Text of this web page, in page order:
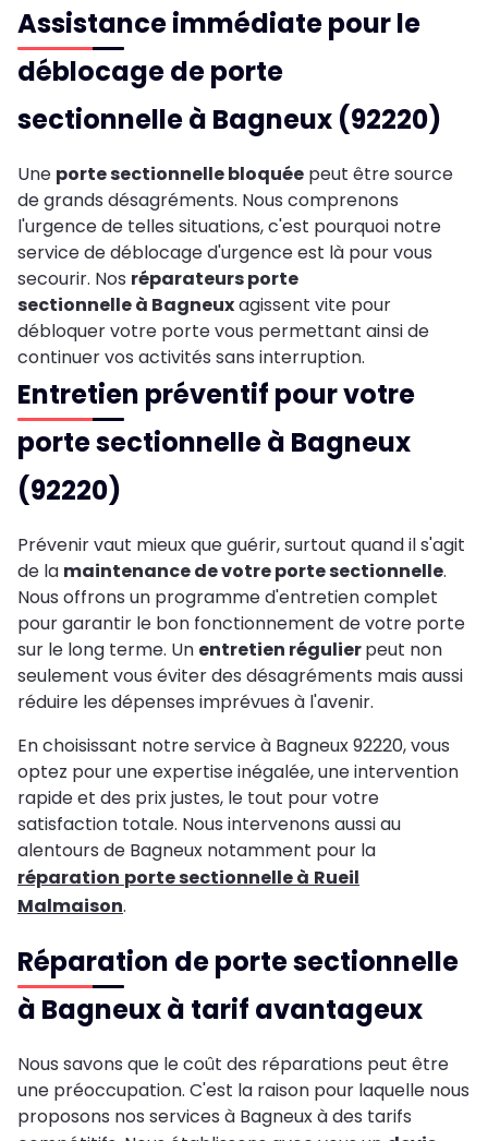
Assistance immédiate pour le
déblocage de porte
sectionnelle à Bagneux (92220)
Une porte sectionnelle bloquée peut être source
de grands désagréments. Nous comprenons
l'urgence de telles situations, c'est pourquoi notre
service de déblocage d'urgence est là pour vous
secourir. Nos réparateurs porte
sectionnelle à Bagneuxagissent vite pour
débloquer votre porte vous permettant ainsi de
continuer vos activités sans interruption.
Entretien préventif pour votre
porte sectionnelle à Bagneux
(92220)
Prévenir vaut mieux que guérir, surtout quand il s'agit
de la maintenance de votre porte sectionnelle.
Nous offrons un programme d'entretien complet
pour garantir le bon fonctionnement de votre porte
sur le long terme. Un entretien régulierpeut non
seulement vous éviter des désagréments mais aussi
réduire les dépenses imprévues à l'avenir.
En choisissant notre service à Bagneux 92220, vous
optez pour une expertise inégalée, une intervention
rapide et des prix justes, le tout pour votre
satisfaction totale. Nous intervenons aussi au
alentours de Bagneux notamment pour la
réparation porte sectionnelle à Rueil
Malmaison.
Réparation de porte sectionnelle
à Bagneux à tarif avantageux
Nous savons que le coût des réparations peut être
une préoccupation. C'est la raison pour laquelle nous
proposons nos services à Bagneux à des tarifs